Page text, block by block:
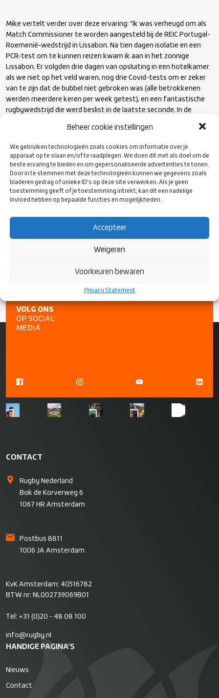
Beheer cookie instellingen
We gebruiken technologieën zoals cookies om informatie over je
apparaat op te slaan en/of te raadplegen. We doen dit met als doel om de
beste ervaring te bieden en om gepersonaliseerde advertenties te tonen.
Door in te stemmen met deze technologieën kunnen we gegevens zoals
bladeren gedrag of unieke ID's op deze site verwerken. Als je geen
toestemming geeft of je toestemming intrekt, kan dit een nadelige
invloed hebben op bepaalde functies en mogelijkheden.
Accepteer
Weigeren
Voorkeuren bewaren
Privacy Statement
Mike vertelt verder over deze ervaring: “Ik was verheugd om als
Match Commissioner te worden aangesteld bij de REIC Portugal-
Roemenië-wedstrijd in Lissabon. Na tien dagen isolatie en een
PCR-test om te kunnen reizen kwam ik aan in het zonnige
Lissabon. Er volgden drie dagen van opsluiting in een hotelkamer
als we niet op het veld waren, nog drie Covid-tests om er zeker
van te zijn dat de bubbel niet gebroken was (alle betrokkenen
werden meerdere keren per week getest), en een fantastische
rugbywedstrijd die werd beslist in de laatste seconde. In de
TMO- en HIA-protocol die worden ondersteund door een
fantastisch videosysteem. Mijn dank gaat uit naar Rugby Europe
voor de afspraak en voor de professionele ondersteuning (vooral
met de logistiek om daar te komen), en aan mijn gastheren in
Portugal voor hun steun en gastvrijheid.”
Rugby Nederland bedankt Mike Hoyer voor deze prestatie op het
vinden in de aangeboden pathways.
VOLG ONS
OP SOCIAL
MEDIA
CONTACT
Rugby Nederland
Bok de Korverweg 6
1067 HR Amsterdam
Postbus 8811
1006 JA Amsterdam
KvK Amsterdam: 40516782
BTW nr: NL002739069B01
Tel: +31 (0)20 - 48 08 100
info@rugby.nl
HANDIGE PAGINA'S
Nieuws
Contact